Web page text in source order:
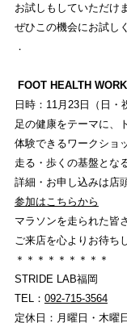
お試しもしていただけ
ぜひこの機会にお試し
．
FOOT HEALTH
日時：11月23日（日・
足の健康をテーマに、
体験できるワークショ
走る・歩くの基盤とな
詳細・お申し込みは店
参加はこちらから
マラソンを走られた皆
ご来店を心よりお待ち
＊＊＊＊＊＊＊＊＊
STRIDE LAB福岡
TEL： 092-715-3564
定休日：月曜日・木曜